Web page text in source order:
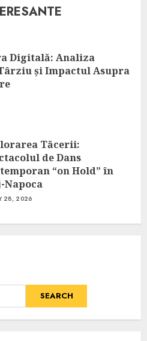
Digitală: Analiza
și Impactul Asupra
Tăcerii:
de Dans
“on Hold” în
Napoca
28, 2026
SEARCH